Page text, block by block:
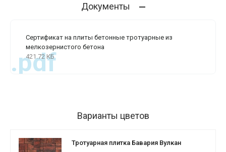
Документы
Сертификат на плиты бетонные тротуарные из
мелкозернистого бетона
421.72 КБ
.pdf
Варианты цветов
Тротуарная плитка Бавария Вулкан